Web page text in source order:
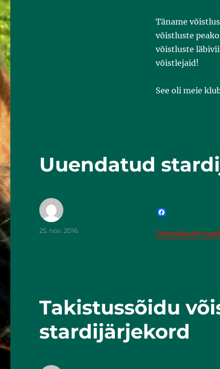
Täname
võistluste
võistluste
võistlejaid!
See oli meie
Uuendatud
F
e
Uuendatud
25. nov. 2016
Takistussõidu
stardijärjekord